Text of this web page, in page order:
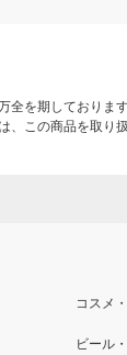
全を期しておりま
、この商品を取り
コスメ
ビール